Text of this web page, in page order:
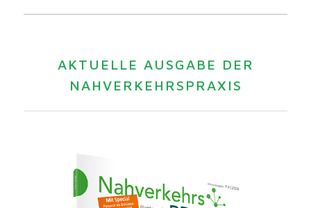
AKTUELLE AUSGABE DER
NAHVERKEHRSPRAXIS